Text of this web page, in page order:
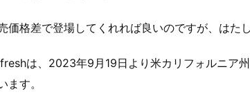
価格差で登場してくれれば良いのですが、はた
は、2023年9月19日より米カリフォルニア
ます。